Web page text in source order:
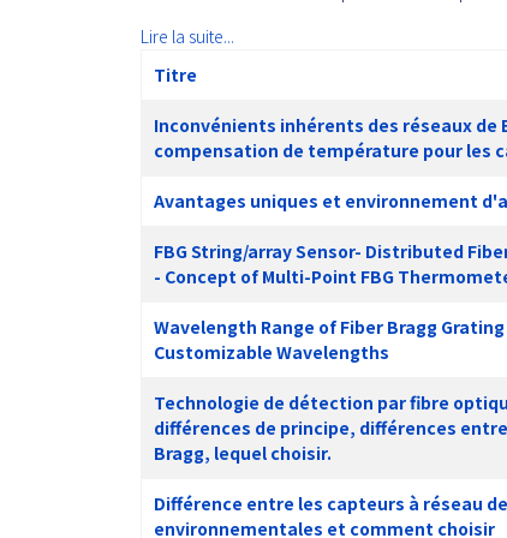
Lire la suite...
Titre
Inconvénients inhérents des réseaux de
compensation de température pour les
Avantages uniques et environnement
FBG String/array Sensor- Distributed
- Concept of Multi-Point FBG
Wavelength Range of Fiber Bragg
Customizable Wavelengths
Technologie de détection par fibre
différences de principe, différences
Bragg, lequel choisir.
Différence entre les capteurs à réseau
environnementales et comment choisir